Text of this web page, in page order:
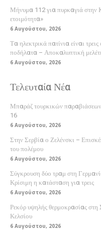
Μήνυμα 112 για πυρκαγιά στην
ετοιμότητα»
6 Αυγούστου, 2026
Τα ηλεκτρικά πατίνια είναι
ποδήλατα – Αποκαλυπτική
6 Αυγούστου, 2026
Τελευταία Νέα
Μπαράζ τουρκικών
16
6 Αυγούστου, 2026
Στην Σερβία ο Ζελένσκι –
του πολέμου
6 Αυγούστου, 2026
Σύγκρουση δύο τραμ στη
Κρίσιμη η κατάσταση για τρεις
6 Αυγούστου, 2026
Ρεκόρ υψηλής θερμοκρασίας
Κελσίου
6 Αυγούστου, 2026